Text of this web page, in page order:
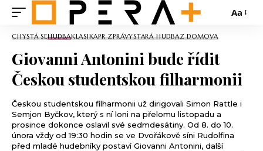
Aa
CHYSTÁ SEHUDBAKLASIKAPR ZPRÁVYSTARÁ HUDBAZ DOMOVA
Giovanni Antonini bude řídit
Českou studentskou filharmonii
Českou studentskou filharmonii už dirigovali Simon Rattle i
Semjon Byčkov, který s ní loni na přelomu listopadu a
prosince dokonce oslavil své sedmdesátiny. Od 8. do 10.
února vždy od 19:30 hodin se ve Dvořákově síni Rudolfina
před mladé hudebníky postaví Giovanni Antonini, další